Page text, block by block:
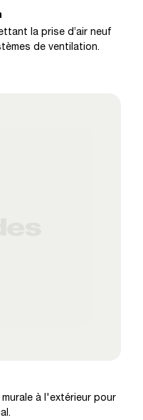
la prise d’air neuf
de ventilation.
à l'extérieur pour